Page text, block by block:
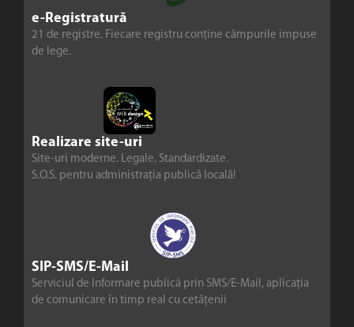
e-Registratură
21 de registre. Fiecare registru conține câmpurile impuse
de lege.
Realizare site-uri
Site-uri moderne. Legale. Standardizate.
S.O.S. pentru administrația publică locală!
SIP-SMS/E-Mail
Serviciul de Informare publică prin SMS/E-Mail, aplicația
de comunicare în timp real cu cetățenii